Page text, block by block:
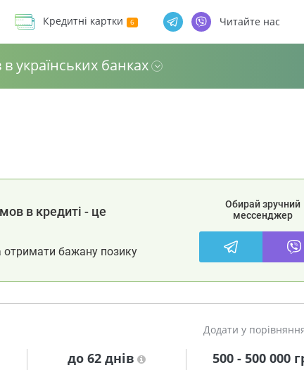
Кредитні картки Читайте нас
українських банках
в кредиті - це
отримати бажану позику
Обирай зручний
мессенджер
Додати у
до 62 днів 500 - 500 000